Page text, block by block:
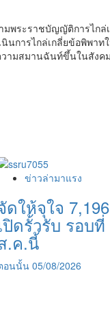
มพระราชบัญญัติการไก
การไกล่เกลี่ยข้อพิพาท
ามสมานฉันท์ขึ้นในสังคม
ข่าวล่ามาแรง
ดให้จุใจ
ปิดรั้วรับ รอบที่
.ค.นี้
อนนั้น05/08/2026